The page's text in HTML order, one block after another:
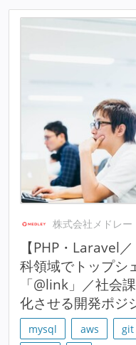
株式会社メドレー
【PHP・Laravel
科領域でトップシ
「@link」／社会
化させる開発ポジ
mysql aws git